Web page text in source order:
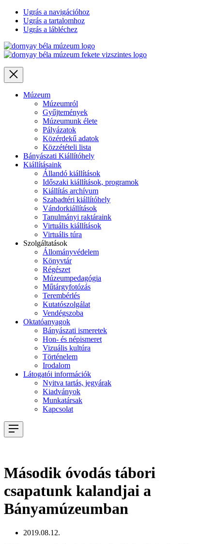
Ugrás a navigációhoz
Ugrás a tartalomhoz
Ugrás a lábléchez
Close
Múzeum
Múzeumról
Gyűjtemények
Múzeumunk élete
Pályázatok
Közérdekű adatok
Közzétételi lista
Bányászati Kiállítóhely
Kiállításaink
Állandó kiállítások
Időszaki kiállítások, programok
Kiállítás archívum
Szabadtéri kiállítóhely
Vándorkiállítások
Tanulmányi raktáraink
Virtuális kiállítások
Virtuális túra
Szolgáltatások
Állományvédelem
Könyvtár
Régészet
Múzeumpedagógia
Műtárgyfotózás
Terembérlés
Kutatószolgálat
Vendégszoba
Oktatóanyagok
Bányászati ismeretek
Hon- és népismeret
Vizuális kultúra
Történelem
Irodalom
Látogatói információk
Nyitva tartás, jegyárak
Kiadványok
Munkatársak
Kapcsolat
Navigation
Második óvodás tábori
csapatunk kalandjai a
Bányamúzeumban
2019.08.12.